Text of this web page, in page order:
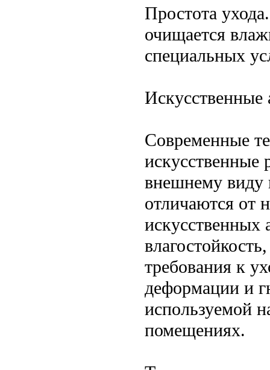
Простота
очищается
специальных
Искусственные
Современные
искусственные
внешнему виду
отличаются от
требования к
деформации и
используемой
помещениях.